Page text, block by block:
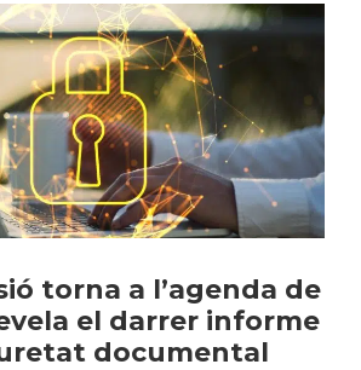
torna a l’agenda de
el darrer informe
documental